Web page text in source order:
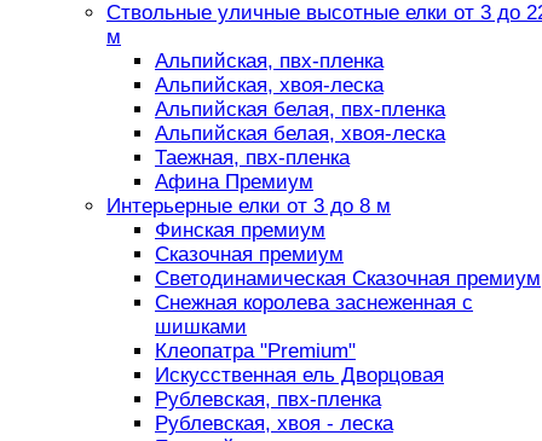
Ствольные уличные высотные елки от 3 до
м
Альпийская, пвх-пленка
Альпийская, хвоя-леска
Альпийская белая, пвх-пленка
Альпийская белая, хвоя-леска
Таежная, пвх-пленка
Афина Премиум
Интерьерные елки от 3 до 8 м
Финская премиум
Сказочная премиум
Светодинамическая Сказочная премиум
Снежная королева заснеженная с
шишками
Клеопатра "Premium"
Искусственная ель Дворцовая
Рублевская, пвх-пленка
Рублевская, хвоя - леска